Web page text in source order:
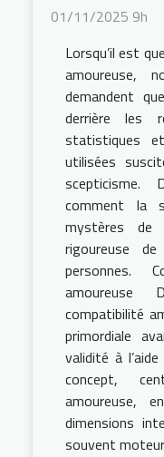
01/11/2025 9h
Lorsqu’il est
amoureuse,
demandent
derrière les
statistiques
utilisées
scepticisme.
comment la
mystères de
rigoureuse
personnes.
amoureuse
compatibilité
primordiale
validité à
concept,
amoureuse,
dimensions
souvent